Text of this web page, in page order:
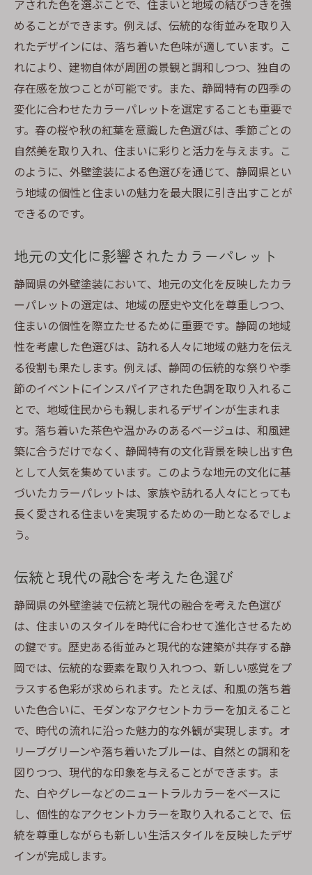
外壁色で個性を表現するテクニック
家族の好みを反映したカラーデザイン
日々の暮らしを彩る外壁の色彩学
住空間に合わせた色の組み合わせ
ライフスタイルを考慮した塗装プラン
周囲との調和を生む外壁塗装の色選びのテクニ
ック
近隣との調和を考えた色選び
街並み全体を考慮したカラーハーモニー
周囲の建物とのコントラストを活かす
共存する色合いを探る方法
地域の美観を高める外壁色の選び方
プロが教える外壁塗装の色選びで住宅の美観を
引き立てる
プロの視点から見る美観向上の秘訣
外観のバランスを保つ色選び
美しさを引き出すための塗装テクニック
専門家が推奨する色の選び方
視覚的なインパクトを与える配色方法
長く美しさを保つカラープランニング
静岡県での外壁塗装に最適な色を選ぶためのヒ
ント
静岡特有の風土を反映する色合い
最適な色を選ぶためのプロのアドバイス
地域性を考慮した色選びのコツ
外壁塗装における最旬カラー
自然と都会の融合を考えた色の選択
外壁塗装で住まいを魅力的な空間に変える色選
びのコツ
色選びで住空間を一新する方法
家の魅力を最大限に引き出すカラー
住まいを個性的に彩る色選びのポイント
外壁色で変わる住まいの雰囲気
魅力的な外観を作るための色の活用法
住まいを楽しい空間にする色彩戦略
アされた色を選ぶことで、住まいと地域の結びつきを強
めることができます。例えば、伝統的な街並みを取り入
れたデザインには、落ち着いた色味が適しています。こ
れにより、建物自体が周囲の景観と調和しつつ、独自の
存在感を放つことが可能です。また、静岡特有の四季の
変化に合わせたカラーパレットを選定することも重要で
す。春の桜や秋の紅葉を意識した色選びは、季節ごとの
自然美を取り入れ、住まいに彩りと活力を与えます。こ
のように、外壁塗装による色選びを通じて、静岡県とい
う地域の個性と住まいの魅力を最大限に引き出すことが
できるのです。
地元の文化に影響されたカラーパレット
静岡県の外壁塗装において、地元の文化を反映したカラ
ーパレットの選定は、地域の歴史や文化を尊重しつつ、
住まいの個性を際立たせるために重要です。静岡の地域
性を考慮した色選びは、訪れる人々に地域の魅力を伝え
る役割も果たします。例えば、静岡の伝統的な祭りや季
節のイベントにインスパイアされた色調を取り入れるこ
とで、地域住民からも親しまれるデザインが生まれま
す。落ち着いた茶色や温かみのあるベージュは、和風建
築に合うだけでなく、静岡特有の文化背景を映し出す色
として人気を集めています。このような地元の文化に基
づいたカラーパレットは、家族や訪れる人々にとっても
長く愛される住まいを実現するための一助となるでしょ
う。
伝統と現代の融合を考えた色選び
静岡県の外壁塗装で伝統と現代の融合を考えた色選び
は、住まいのスタイルを時代に合わせて進化させるため
の鍵です。歴史ある街並みと現代的な建築が共存する静
岡では、伝統的な要素を取り入れつつ、新しい感覚をプ
ラスする色彩が求められます。たとえば、和風の落ち着
いた色合いに、モダンなアクセントカラーを加えること
で、時代の流れに沿った魅力的な外観が実現します。オ
リーブグリーンや落ち着いたブルーは、自然との調和を
図りつつ、現代的な印象を与えることができます。ま
た、白やグレーなどのニュートラルカラーをベースに
し、個性的なアクセントカラーを取り入れることで、伝
統を尊重しながらも新しい生活スタイルを反映したデザ
インが完成します。